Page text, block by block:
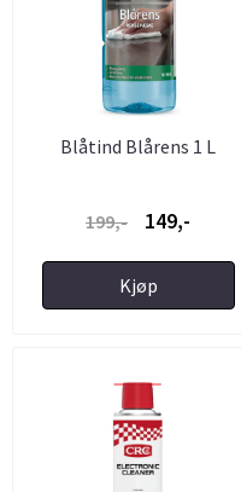
Blåtind Blårens 1 L
199,- 149,-
Kjøp